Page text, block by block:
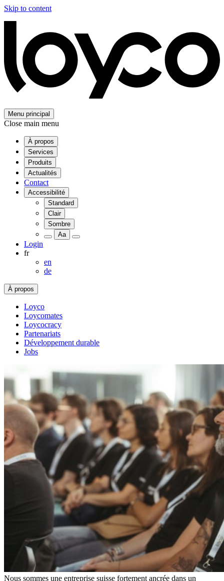
Skip to content
Menu principal
Close main menu
À propos
Services
Produits
Actualités
Contact
Accessibilité
Standard
Clair
Sombre
Aa
Login
fr
en
de
À propos
Loyco
Loycomates
Loycocracy
Partenariats
Développement durable
Jobs
Nous sommes une entreprise suisse fortement ancrée dans un